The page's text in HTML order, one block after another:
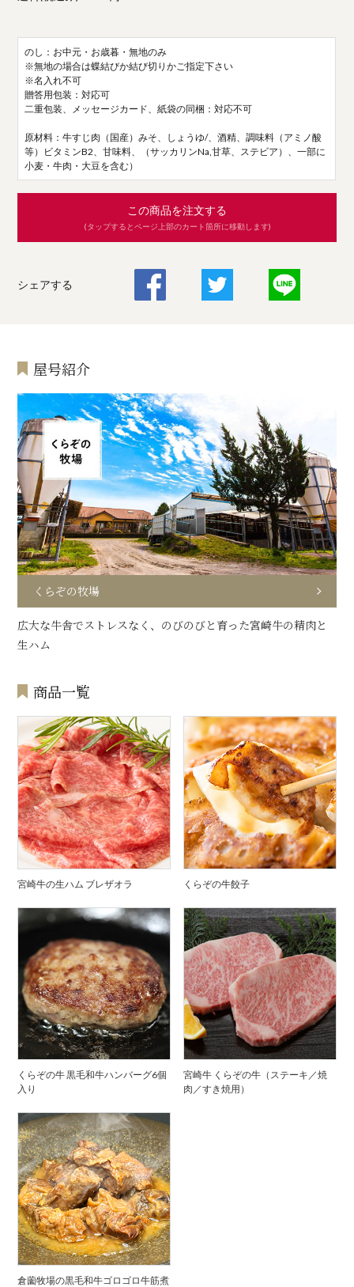
のし：お中元・お歳暮・無地のみ
※無地の場合は蝶結びか結び切りかご指定下さい
※名入れ不可
贈答用包装：対応可
二重包装、メッセージカード、紙袋の同梱：対応不可
原材料：牛すじ肉（国産）みそ、しょうゆ/、酒精、調味料（アミノ酸
等）ビタミンB2、甘味料、（サッカリンNa,甘草、ステビア）、一部に
小麦・牛肉・大豆を含む）
この商品を注文する
(タップするとページ上部のカート箇所に移動します)
シェアする
屋号紹介
くらぞの牧場
広大な牛舎でストレスなく、のびのびと育った宮崎牛の精肉と
生ハム
商品一覧
宮崎牛の生ハム ブレザオラ くらぞの牛餃子
くらぞの牛 黒毛和牛ハンバーグ6個
入り
宮崎牛 くらぞの牛（ステーキ／焼
肉／すき焼用）
倉薗牧場の黒毛和牛ゴロゴロ牛筋煮